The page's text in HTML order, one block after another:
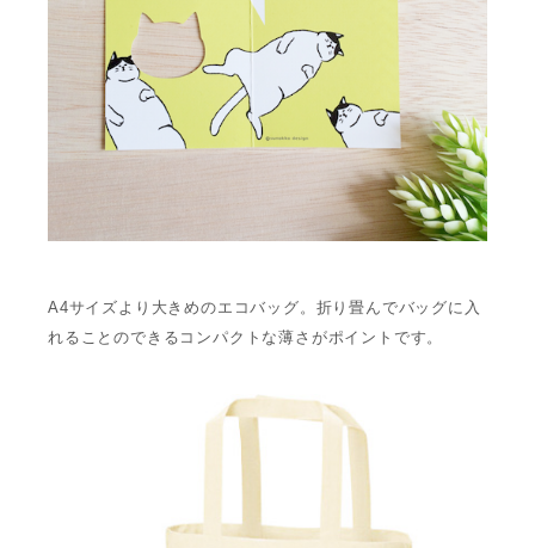
A4サイズより大きめのエコバッグ。 折り畳んでバッグに入
れることのできるコンパクトな薄さがポイントです。